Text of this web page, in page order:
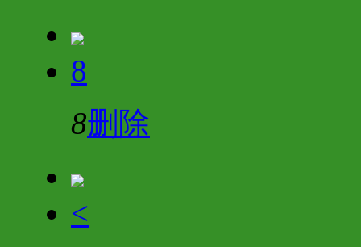
8
8删除
<